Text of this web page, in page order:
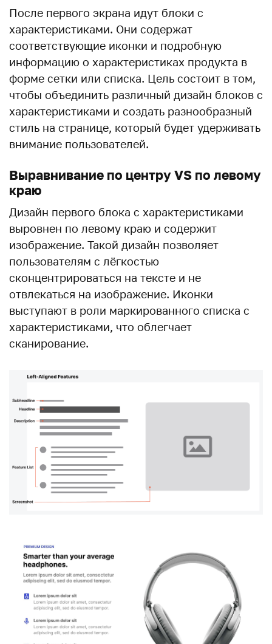
После первого экрана идут блоки с
характеристиками. Они содержат
соответствующие иконки и подробную
информацию о характеристиках продукта в
форме сетки или списка. Цель состоит в том,
чтобы объединить различный дизайн блоков с
характеристиками и создать разнообразный
стиль на странице, который будет удерживать
внимание пользователей.
Выравнивание по центру VS по левому
краю
Дизайн первого блока с характеристиками
выровнен по левому краю и содержит
изображение. Такой дизайн позволяет
пользователям с лёгкостью
сконцентрироваться на тексте и не
отвлекаться на изображение. Иконки
выступают в роли маркированного списка с
характеристиками, что облегчает
сканирование.